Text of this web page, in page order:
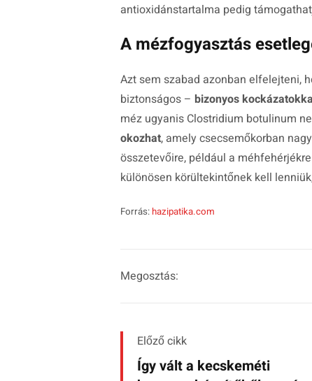
antioxidánstartalma pedig
A mézfogyasztás
Azt sem szabad azonban elfelejteni,
biztonságos – bizonyos
méz ugyanis Clostridium botulinum
okozhat, amely csecsemőkorban
összetevőire, például a
különösen körültekintőnek kell
Forrás: hazipatika.com
Megosztás:
Előző cikk
Így vált a kecskeméti